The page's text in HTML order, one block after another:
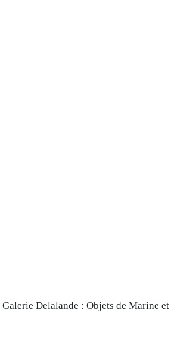
Delalande : Objets de Marine